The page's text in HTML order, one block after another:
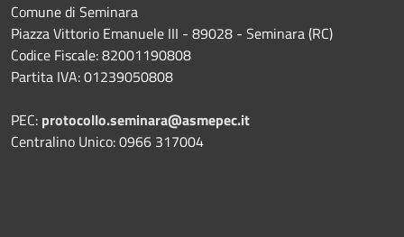
Comune di Seminara
Piazza Vittorio Emanuele III - 89028 - Seminara (RC)
Codice Fiscale: 82001190808
Partita IVA: 01239050808
PEC: protocollo.seminara@asmepec.it
Centralino Unico: 0966 317004